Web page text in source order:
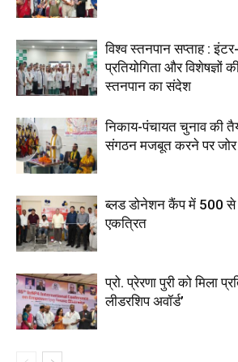
विश्व स्तनपान सप्ताह :
प्रतियोगिता और विशेषज्ञों
स्तनपान का संदेश
निकाय-पंचायत चुनाव की
संगठन मजबूत करने पर जोर
ब्लड डोनेशन कैंप में 500 से
एकत्रित
प्रो. प्रेरणा पुरी को मिला
लीडरशिप अवॉर्ड’